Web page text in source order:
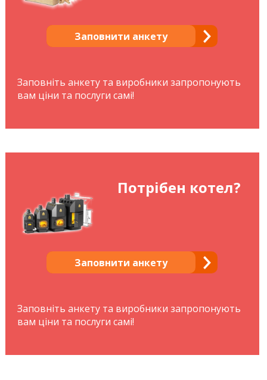
Заповнити анкету
Заповніть анкету та виробники запропонують
вам ціни та послуги самі!
Потрібен котел?
Заповнити анкету
Заповніть анкету та виробники запропонують
вам ціни та послуги самі!